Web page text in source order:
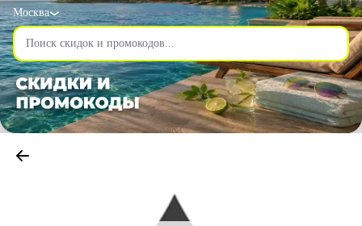
Москва